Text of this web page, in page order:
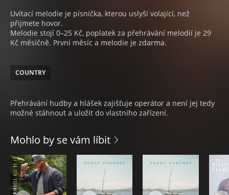
Uvítací melodie je písnička, kterou uslyší volající, než
přijmete hovor.
Melodie stojí 0–25 Kč, poplatek za přehrávání melodií je 29
Kč měsíčně. První měsíc a melodie je zdarma.
COUNTRY
Přehrávání hudby a hlášek zajišťuje operátor a není jej tedy
možné stáhnout a uložit do vlastního zařízení.
Mohlo by se vám líbit